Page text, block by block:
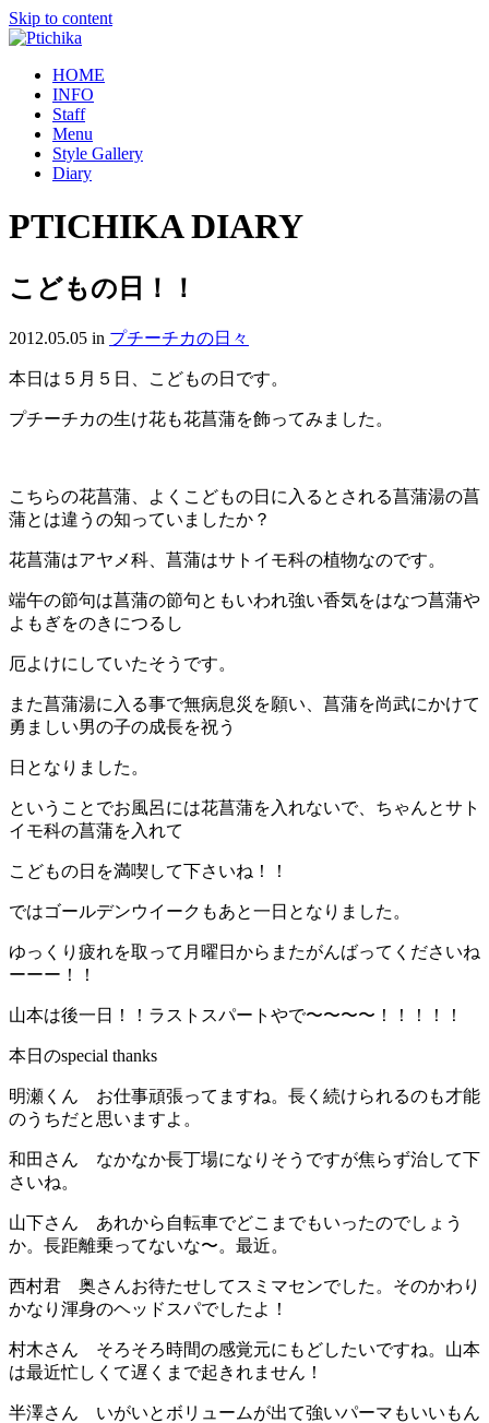
Skip to content
HOME
INFO
Staff
Menu
Style Gallery
Diary
PTICHIKA DIARY
こどもの日！！
2012.05.05 in プチーチカの日々
本日は５月５日、こどもの日です。
プチーチカの生け花も花菖蒲を飾ってみました。
こちらの花菖蒲、よくこどもの日に入るとされる菖蒲湯の菖
蒲とは違うの知っていましたか？
花菖蒲はアヤメ科、菖蒲はサトイモ科の植物なのです。
端午の節句は菖蒲の節句ともいわれ強い香気をはなつ菖蒲や
よもぎをのきにつるし
厄よけにしていたそうです。
また菖蒲湯に入る事で無病息災を願い、菖蒲を尚武にかけて
勇ましい男の子の成長を祝う
日となりました。
ということでお風呂には花菖蒲を入れないで、ちゃんとサト
イモ科の菖蒲を入れて
こどもの日を満喫して下さいね！！
ではゴールデンウイークもあと一日となりました。
ゆっくり疲れを取って月曜日からまたがんばってくださいね
ーーー！！
山本は後一日！！ラストスパートやで〜〜〜〜！！！！！
本日のspecial thanks
明瀬くん お仕事頑張ってますね。長く続けられるのも才能
のうちだと思いますよ。
和田さん なかなか長丁場になりそうですが焦らず治して下
さいね。
山下さん あれから自転車でどこまでもいったのでしょう
か。長距離乗ってないな〜。最近。
西村君 奥さんお待たせしてスミマセンでした。そのかわり
かなり渾身のヘッドスパでしたよ！
村木さん そろそろ時間の感覚元にもどしたいですね。山本
は最近忙しくて遅くまで起きれません！
半澤さん いがいとボリュームが出て強いパーマもいいもん